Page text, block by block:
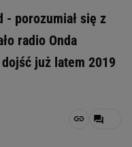
- porozumiał się z
radio Onda
już latem 2019